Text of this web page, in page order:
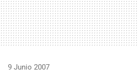
9 Junio 2007